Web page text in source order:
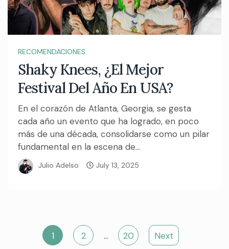
RECOMENDACIONES
Shaky Knees, ¿El Mejor
Festival Del Año En USA?
En el corazón de Atlanta, Georgia, se gesta
cada año un evento que ha logrado, en poco
más de una década, consolidarse como un pilar
fundamental en la escena de...
Julio Adelso July 13, 2025
1 2 … 20 Next